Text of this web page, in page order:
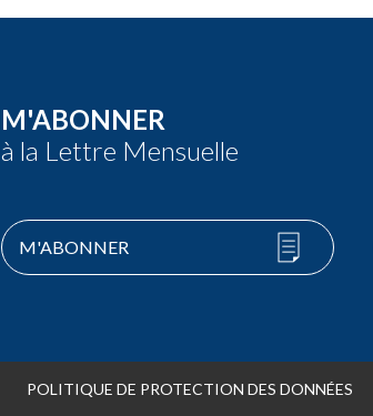
M'ABONNER
à la Lettre Mensuelle
M'ABONNER
POLITIQUE DE PROTECTION DES DONNÉES